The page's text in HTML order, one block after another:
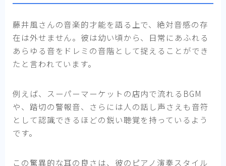
藤井風さんの音楽的才能を語る上で、絶対音感の存
在は外せません。彼は幼い頃から、日常にあふれる
あらゆる音をドレミの音階として捉えることができ
たと言われています。
例えば、スーパーマーケットの店内で流れるBGM
や、踏切の警報音、さらには人の話し声さえも音符
として認識できるほどの鋭い聴覚を持っているよう
です。
この驚異的な耳の良さは、彼のピアノ演奏スタイル